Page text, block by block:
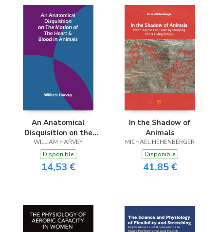
An Anatomical
Disquisition on the
Motion of the Heart &
Blood in Animals
WILLIAM HARVEY
Disponible
14,53 €
In the Shadow of
Animals
MICHAEL HEHENBERGER
Disponible
41,85 €